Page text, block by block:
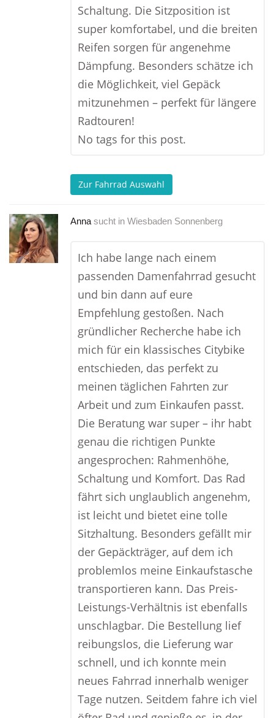
Schaltung. Die Sitzposition ist
super komfortabel, und die breiten
Reifen sorgen für angenehme
Dämpfung. Besonders schätze ich
die Möglichkeit, viel Gepäck
mitzunehmen – perfekt für längere
Radtouren!
No tags for this post.
Zur Fahrrad Auswahl
Anna sucht in Wiesbaden Sonnenberg
Ich habe lange nach einem
passenden Damenfahrrad gesucht
und bin dann auf eure
Empfehlung gestoßen. Nach
gründlicher Recherche habe ich
mich für ein klassisches Citybike
entschieden, das perfekt zu
meinen täglichen Fahrten zur
Arbeit und zum Einkaufen passt.
Die Beratung war super – ihr habt
genau die richtigen Punkte
angesprochen: Rahmenhöhe,
Schaltung und Komfort. Das Rad
fährt sich unglaublich angenehm,
ist leicht und bietet eine tolle
Sitzhaltung. Besonders gefällt mir
der Gepäckträger, auf dem ich
problemlos meine Einkaufstasche
transportieren kann. Das Preis-
Leistungs-Verhältnis ist ebenfalls
unschlagbar. Die Bestellung lief
reibungslos, die Lieferung war
schnell, und ich konnte mein
neues Fahrrad innerhalb weniger
Tage nutzen. Seitdem fahre ich viel